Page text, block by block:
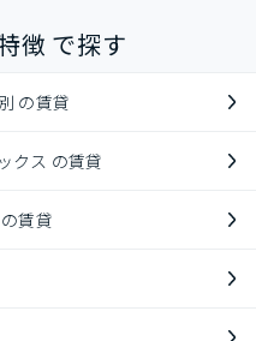
徴 で探す
の賃貸
クス の賃貸
賃貸